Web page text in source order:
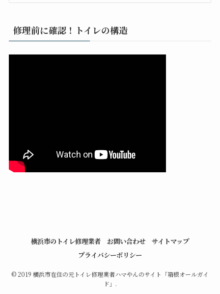
修理前に確認！トイレの構造
横浜市のトイレ修理業者 お問い合わせ
サイトマップ
プライバシーポリシー
© 2019 横浜市在住の元トイレ修理業者ハマやんのサイト「箱根オールガイ
ド」.